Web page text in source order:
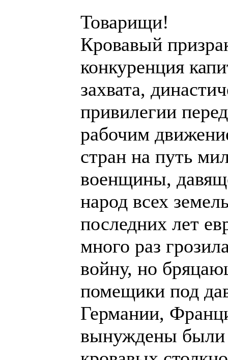
Товарищи!
Кровавый
конкуренция
захвата,
привилегии
рабочим
стран на путь
военщины,
народ всех
последних лет
много раз
войну, но
помещики под
Германии,
вынуждены были